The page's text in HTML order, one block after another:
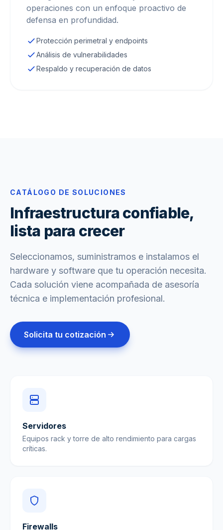
operaciones con un enfoque proactivo de
defensa en profundidad.
Protección perimetral y endpoints
Análisis de vulnerabilidades
Respaldo y recuperación de datos
CATÁLOGO DE SOLUCIONES
Infraestructura confiable,
lista para crecer
Seleccionamos, suministramos e instalamos el
hardware y software que tu operación necesita.
Cada solución viene acompañada de asesoría
técnica e implementación profesional.
Solicita tu cotización
Servidores
Equipos rack y torre de alto rendimiento para cargas
críticas.
Firewalls